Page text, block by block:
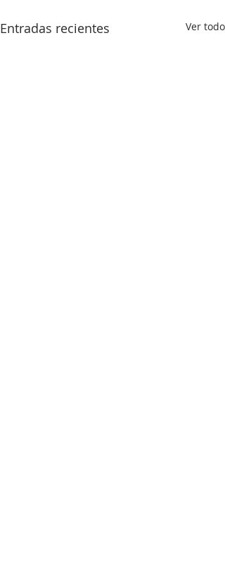
Entradas recientes Ver todo